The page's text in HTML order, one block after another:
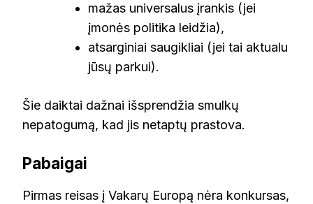
mažas universalus įrankis (jei
įmonės politika leidžia),
atsarginiai saugikliai (jei tai aktualu
jūsų parkui).
Šie daiktai dažnai išsprendžia smulkų
nepatogumą, kad jis netaptų prastova.
Pabaigai
Pirmas reisas į Vakarų Europą nėra konkursas,